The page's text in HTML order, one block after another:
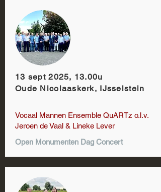
13 sept 2025, 13.00u
Oude Nicolaaskerk, IJsselstein
Vocaal Mannen Ensemble QuARTz o.l.v.
Jeroen de Vaal & Lineke Lever
Open Monumenten Dag Concert